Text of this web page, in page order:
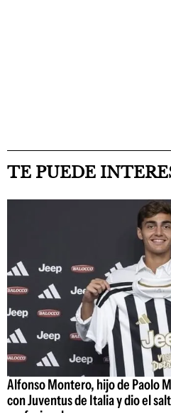
TE PUEDE
Alfonso Montero, hijo de Paolo
con Juventus de Italia y dio el